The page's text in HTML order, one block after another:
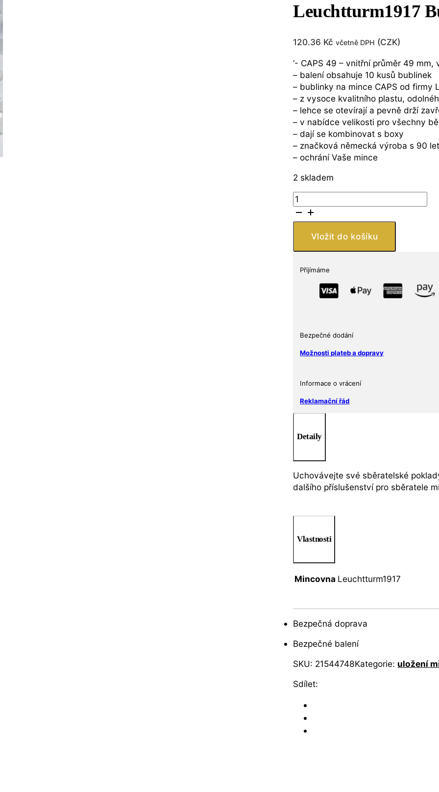
Leuchtturm1917
120.36 Kč včetně DPH (CZK)
‘- CAPS 49 – vnitřní průměr 49 mm,
– balení obsahuje 10 kusů bublinek
– bublinky na mince CAPS od firmy
– z vysoce kvalitního plastu,
– lehce se otevírají a pevně drží
– v nabídce velikosti pro všechny
– dají se kombinovat s boxy
– značková německá výroba s 90
– ochrání Vaše mince
2 skladem
Leuchtturm1917
Bublinky
na
mince
množství
Vložit do košíku
Přijímáme
Bezpečné dodání
Možnosti plateb a dopravy
Informace o vrácení
Reklamační řád
Detaily
Uchovávejte své sběratelské
dalšího příslušenství pro sběratele
Vlastnosti
Mincovna Leuchtturm1917
Bezpečná doprava
Bezpečné balení
SKU: 21544748Kategorie: uložení
Sdílet: